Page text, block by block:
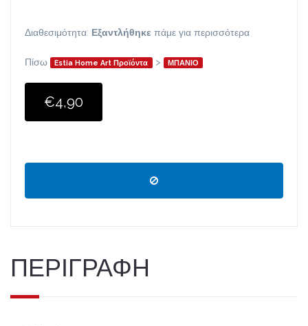
Διαθεσιμότητα: Εξαντλήθηκε πάμε για περισσότερα
Πίσω Estia Home Art Προϊόντα > ΜΠΑΝΙΟ
€4,90
ΠΕΡΙΓΡΑΦΗ